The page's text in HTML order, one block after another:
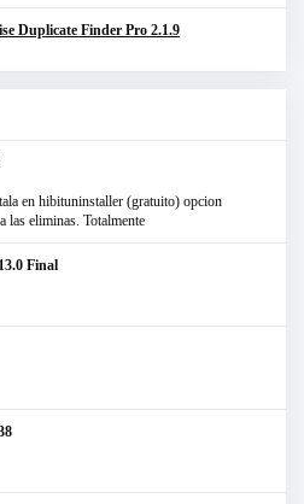
Duplicate Finder Pro 2.1.9
en hibituninstaller (gratuito) opcion
las eliminas. Totalmente
Final